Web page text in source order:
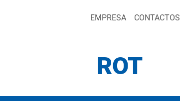
EMPRESA CONTACTOS
ROT